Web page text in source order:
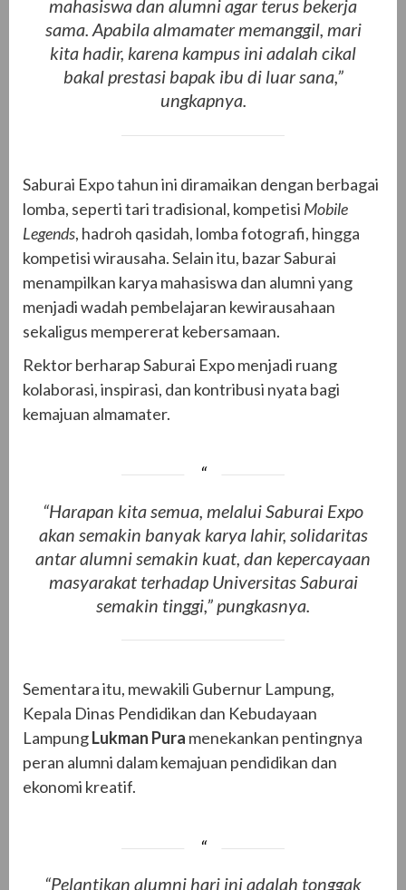
mahasiswa dan alumni agar terus bekerja
sama. Apabila almamater memanggil, mari
kita hadir, karena kampus ini adalah cikal
bakal prestasi bapak ibu di luar sana,”
ungkapnya.
Saburai Expo tahun ini diramaikan dengan berbagai
lomba, seperti tari tradisional, kompetisi Mobile
Legends, hadroh qasidah, lomba fotografi, hingga
kompetisi wirausaha. Selain itu, bazar Saburai
menampilkan karya mahasiswa dan alumni yang
menjadi wadah pembelajaran kewirausahaan
sekaligus mempererat kebersamaan.
Rektor berharap Saburai Expo menjadi ruang
kolaborasi, inspirasi, dan kontribusi nyata bagi
kemajuan almamater.
“Harapan kita semua, melalui Saburai Expo
akan semakin banyak karya lahir, solidaritas
antar alumni semakin kuat, dan kepercayaan
masyarakat terhadap Universitas Saburai
semakin tinggi,” pungkasnya.
Sementara itu, mewakili Gubernur Lampung,
Kepala Dinas Pendidikan dan Kebudayaan
LampungLukman Pura menekankan pentingnya
peran alumni dalam kemajuan pendidikan dan
ekonomi kreatif.
“Pelantikan alumni hari ini adalah tonggak